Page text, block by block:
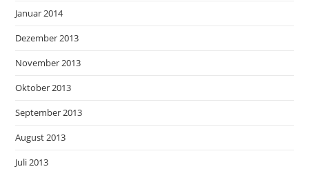
Januar 2014
Dezember 2013
November 2013
Oktober 2013
September 2013
August 2013
Juli 2013